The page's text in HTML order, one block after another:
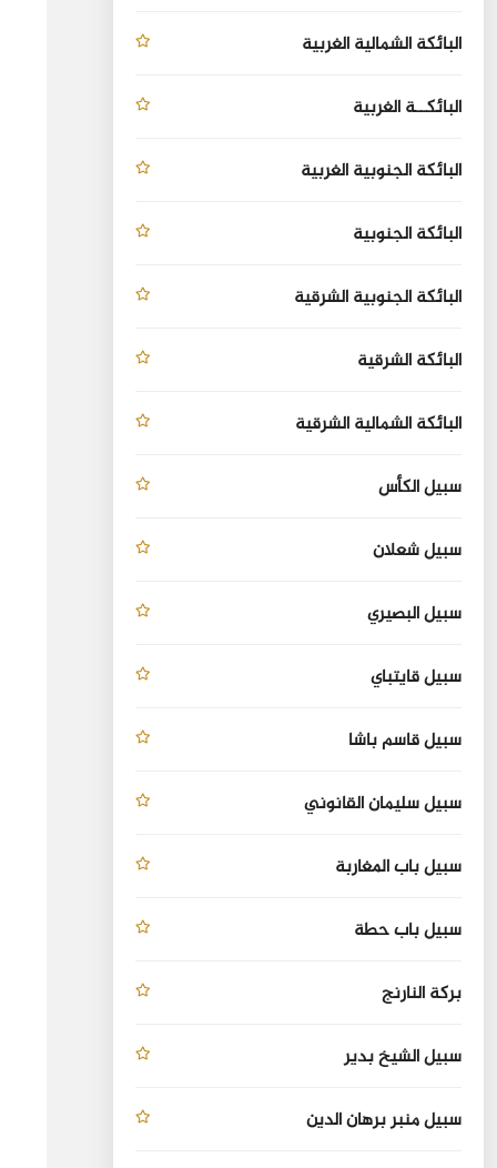
البائكة الشمالية الغربية
البائكــة الغربية
البائكة الجنوبية الغربية
البائكة الجنوبية
البائكة الجنوبية الشرقية
البائكة الشرقية
البائكة الشمالية الشرقية
سبيل الكأس
سبيل شعلان
سبيل البصيري
سبيل قايتباي
سبيل قاسم باشا
سبيل سليمان القانوني
سبيل باب المغاربة
سبيل باب حطة
بركة النارنج
سبيل الشيخ بدير
سبيل منبر برهان الدين